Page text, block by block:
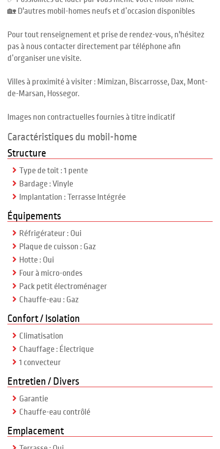
🏡 D'autres mobil-homes neufs et d’occasion disponibles
Pour tout renseignement et prise de rendez-vous, n'hésitez
pas à nous contacter directement par téléphone afin
d’organiser une visite.
Villes à proximité à visiter : Mimizan, Biscarrosse, Dax, Mont-
de-Marsan, Hossegor.
Images non contractuelles fournies à titre indicatif
Caractéristiques du mobil-home
Structure
Type de toit : 1 pente
Bardage : Vinyle
Implantation : Terrasse Intégrée
Équipements
Réfrigérateur : Oui
Plaque de cuisson : Gaz
Hotte : Oui
Four à micro-ondes
Pack petit électroménager
Chauffe-eau : Gaz
Confort / Isolation
Climatisation
Chauffage : Électrique
1 convecteur
Entretien / Divers
Garantie
Chauffe-eau contrôlé
Emplacement